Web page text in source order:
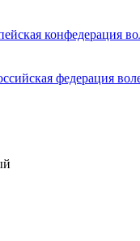
конфедерация
федерация